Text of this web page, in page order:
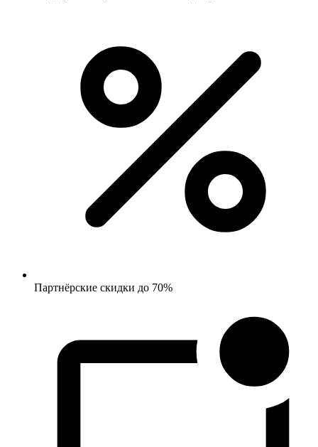
Партнёрские скидки до 70%